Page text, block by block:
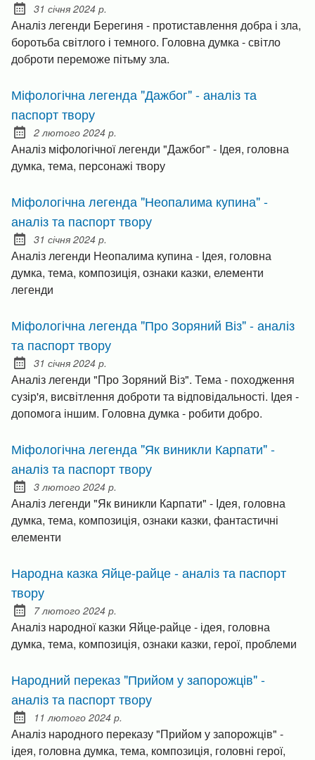
Posted on:
31 січня 2024 р.
Аналіз легенди Берегиня - протиставлення добра і зла,
боротьба світлого і темного. Головна думка - світло
доброти переможе пітьму зла.
Міфологічна легенда "Дажбог" - аналіз та
паспорт твору
Posted on:
2 лютого 2024 р.
Аналіз міфологічної легенди "Дажбог" - Ідея, головна
думка, тема, персонажі твору
Міфологічна легенда "Неопалима купина" -
аналіз та паспорт твору
Posted on:
31 січня 2024 р.
Аналіз легенди Неопалима купина - Ідея, головна
думка, тема, композиція, ознаки казки, елементи
легенди
Міфологічна легенда "Про Зоряний Віз" - аналіз
та паспорт твору
Posted on:
31 січня 2024 р.
Аналіз легенди "Про Зоряний Віз". Тема - походження
сузір'я, висвітлення доброти та відповідальності. Ідея -
допомога іншим. Головна думка - робити добро.
Міфологічна легенда "Як виникли Карпати" -
аналіз та паспорт твору
Posted on:
3 лютого 2024 р.
Аналіз легенди "Як виникли Карпати" - Ідея, головна
думка, тема, композиція, ознаки казки, фантастичні
елементи
Народна казка Яйце-райце - аналіз та паспорт
твору
Posted on:
7 лютого 2024 р.
Аналіз народної казки Яйце-райце - ідея, головна
думка, тема, композиція, ознаки казки, герої, проблеми
Народний переказ "Прийом у запорожців" -
аналіз та паспорт твору
Posted on:
11 лютого 2024 р.
Аналіз народного переказу "Прийом у запорожців" -
ідея, головна думка, тема, композиція, головні герої,